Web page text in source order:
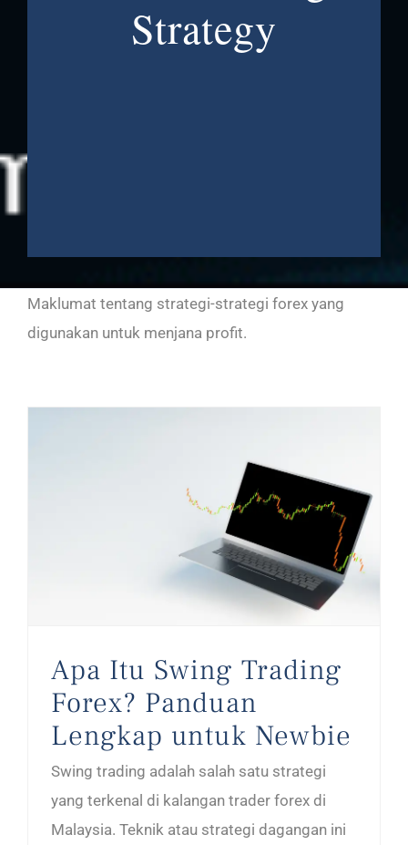
Strategy
Maklumat tentang strategi-strategi forex yang
digunakan untuk menjana profit.
Apa Itu Swing Trading
Forex? Panduan
Lengkap untuk Newbie
Swing trading adalah salah satu strategi
yang terkenal di kalangan trader forex di
Malaysia. Teknik atau strategi dagangan ini